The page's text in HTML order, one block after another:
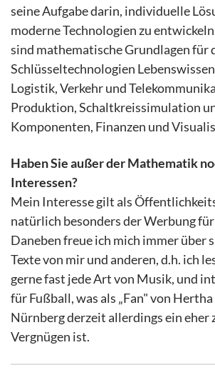
seine Aufgabe darin, individuelle
moderne Technologien zu
sind mathematische Grundlagen für
Schlüsseltechnologien
Logistik, Verkehr und
Produktion, Schaltkreissimulation
Komponenten, Finanzen und
Haben Sie außer der Mathematik
Interessen?
Mein Interesse gilt als
natürlich besonders der Werbung
Daneben freue ich mich immer über
Texte von mir und anderen, d.h. ich
gerne fast jede Art von Musik, und
für Fußball, was als „Fan" von Hertha
Nürnberg derzeit allerdings ein eher
Vergnügen ist.